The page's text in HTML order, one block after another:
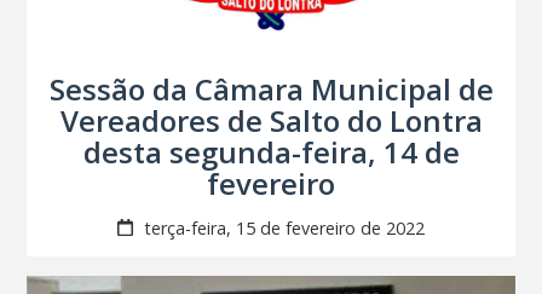
Sessão da Câmara Municipal de
Vereadores de Salto do Lontra
desta segunda-feira, 14 de
fevereiro
terça-feira, 15 de fevereiro de 2022